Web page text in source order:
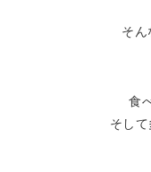
そん
食
そし